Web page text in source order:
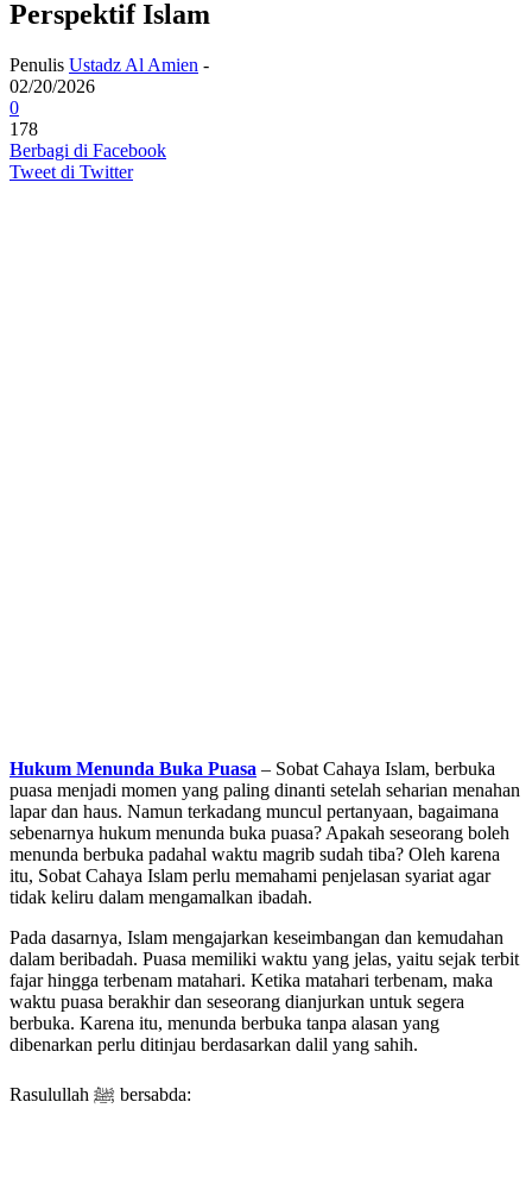
Perspektif Islam
Penulis Ustadz Al Amien -
02/20/2026
0
178
Berbagi di Facebook
Tweet di Twitter
Hukum Menunda Buka Puasa – Sobat Cahaya Islam, berbuka
puasa menjadi momen yang paling dinanti setelah seharian menahan
lapar dan haus. Namun terkadang muncul pertanyaan, bagaimana
sebenarnya hukum menunda buka puasa? Apakah seseorang boleh
menunda berbuka padahal waktu magrib sudah tiba? Oleh karena
itu, Sobat Cahaya Islam perlu memahami penjelasan syariat agar
tidak keliru dalam mengamalkan ibadah.
Pada dasarnya, Islam mengajarkan keseimbangan dan kemudahan
dalam beribadah. Puasa memiliki waktu yang jelas, yaitu sejak terbit
fajar hingga terbenam matahari. Ketika matahari terbenam, maka
waktu puasa berakhir dan seseorang dianjurkan untuk segera
berbuka. Karena itu, menunda berbuka tanpa alasan yang
dibenarkan perlu ditinjau berdasarkan dalil yang sahih.
Rasulullah ﷺ bersabda: